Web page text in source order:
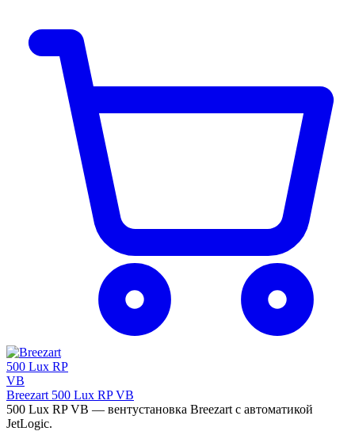
Breezart 500 Lux RP VB
500 Lux RP VB — вентустановка Breezart с автоматикой
JetLogic.